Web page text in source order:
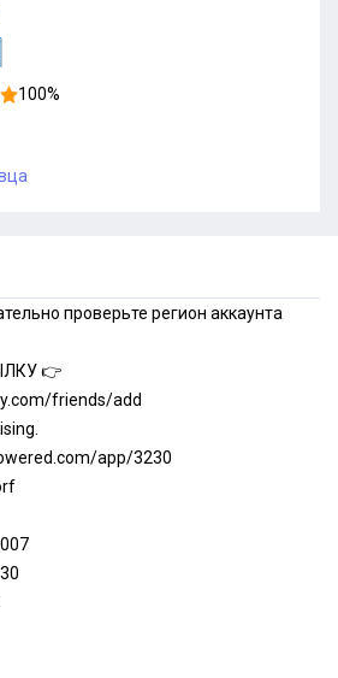
100%
проверьте регион аккаунта
👉
friends/add
app/3230